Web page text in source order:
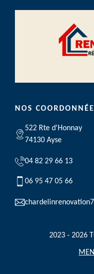
NOS
522 Rte d'Honnay
74130 Ayse
04 82 29 66 13
06 95 47 05 66
2023 - 2026